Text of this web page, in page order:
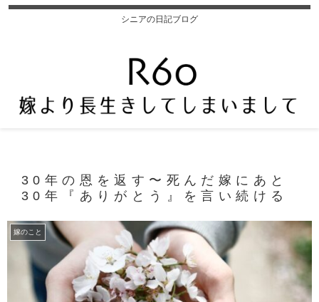
シニアの日記ブログ
30年の恩を返す〜死んだ嫁にあと
30年『ありがとう』を言い続ける
嫁のこと